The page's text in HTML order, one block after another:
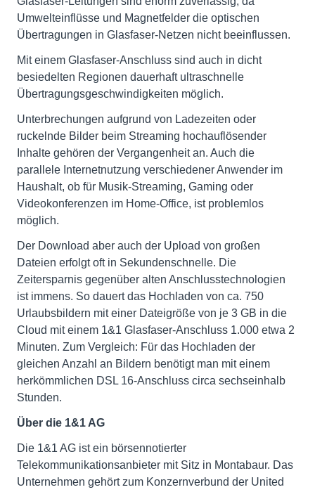
Umwelteinflüsse und Magnetfelder die optischen
Übertragungen in Glasfaser-Netzen nicht beeinflussen.
Mit einem Glasfaser-Anschluss sind auch in dicht
besiedelten Regionen dauerhaft ultraschnelle
Übertragungsgeschwindigkeiten möglich.
Unterbrechungen aufgrund von Ladezeiten oder
ruckelnde Bilder beim Streaming hochauflösender
Inhalte gehören der Vergangenheit an. Auch die
parallele Internetnutzung verschiedener Anwender im
Haushalt, ob für Musik-Streaming, Gaming oder
Videokonferenzen im Home-Office, ist problemlos
möglich.
Der Download aber auch der Upload von großen
Dateien erfolgt oft in Sekundenschnelle. Die
Zeitersparnis gegenüber alten Anschlusstechnologien
ist immens. So dauert das Hochladen von ca. 750
Urlaubsbildern mit einer Dateigröße von je 3 GB in die
Cloud mit einem 1&1 Glasfaser-Anschluss 1.000 etwa 2
Minuten. Zum Vergleich: Für das Hochladen der
gleichen Anzahl an Bildern benötigt man mit einem
herkömmlichen DSL 16-Anschluss circa sechseinhalb
Stunden.
Über die 1&1 AG
Die 1&1 AG ist ein börsennotierter
Telekommunikationsanbieter mit Sitz in Montabaur. Das
Unternehmen gehört zum Konzernverbund der United